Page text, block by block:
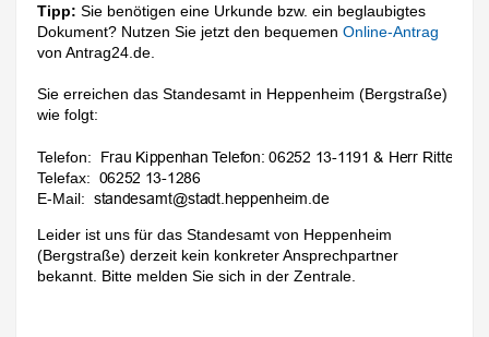
Tipp: Sie benötigen eine Urkunde bzw. ein beglaubigtes
Dokument? Nutzen Sie jetzt den bequemenOnline-Antrag
von Antrag24.de.
Sie erreichen das Standesamt in Heppenheim (Bergstraße)
wie folgt:
Telefon:
Telefax:
E-Mail:
Leider ist uns für das Standesamt von Heppenheim
(Bergstraße) derzeit kein konkreter Ansprechpartner
bekannt. Bitte melden Sie sich in der Zentrale.